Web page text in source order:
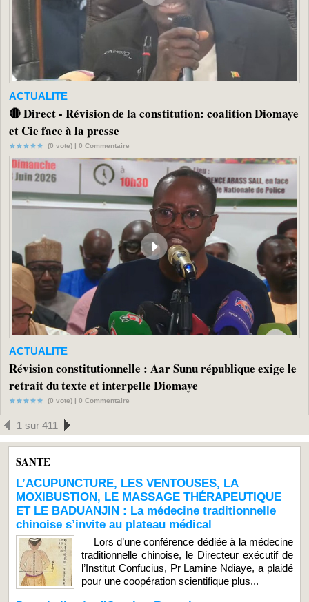
ACTUALITE
🔴 Direct - Révision de la constitution: coalition Diomaye
et Cie face à la presse
(0 vote) | 0 Commentaire
ACTUALITE
Révision constitutionnelle : Aar Sunu république exige le
retrait du texte et interpelle Diomaye
(0 vote) | 0 Commentaire
1 sur 411
SANTE
L’ACUPUNCTURE, LES VENTOUSES, LA
MOXIBUSTION, LE MASSAGE THÉRAPEUTIQUE
ET LE BADUANJIN : La médecine traditionnelle
chinoise s’invite au plateau médical
Lors d’une conférence dédiée à la médecine
traditionnelle chinoise, le Directeur exécutif de
l’Institut Confucius, Pr Lamine Ndiaye, a plaidé
pour une coopération scientifique plus...